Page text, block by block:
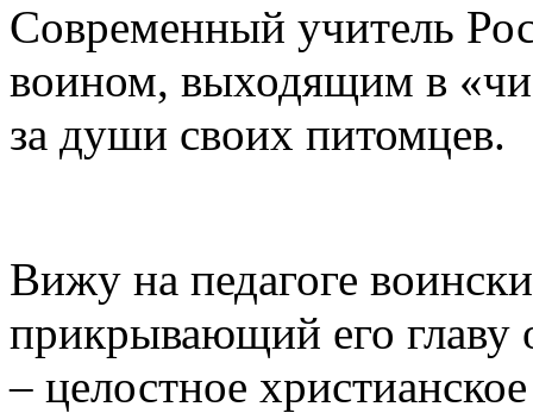
Современный учитель
воином, выходящим в
за души своих питомцев.
Вижу на педагоге
прикрывающий его главу
– целостное